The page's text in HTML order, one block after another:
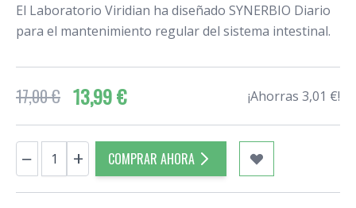
El Laboratorio Viridian ha diseñado SYNERBIO Diario
para el mantenimiento regular del sistema intestinal.
17,00 € 13,99 € ¡Ahorras 3,01 €!
Cantidad
− + COMPRAR AHORA